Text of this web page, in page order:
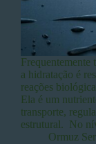
Frequentemente
a hidratação é
reações
Ela é um
transporte,
estrutural. No
Ormuz